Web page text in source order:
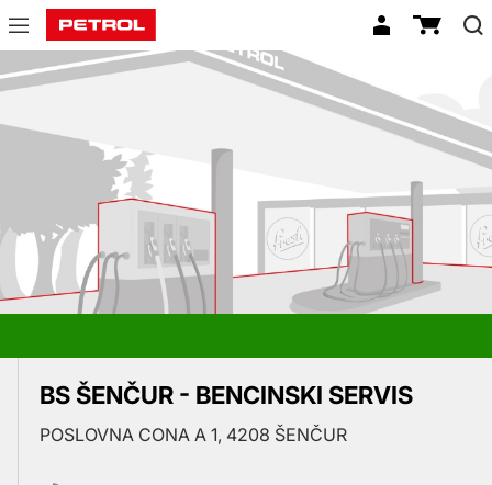
Prodajna
mesta
BS ŠENČUR - BENCINSKI SERVIS
POSLOVNA CONA A 1, 4208 ŠENČUR